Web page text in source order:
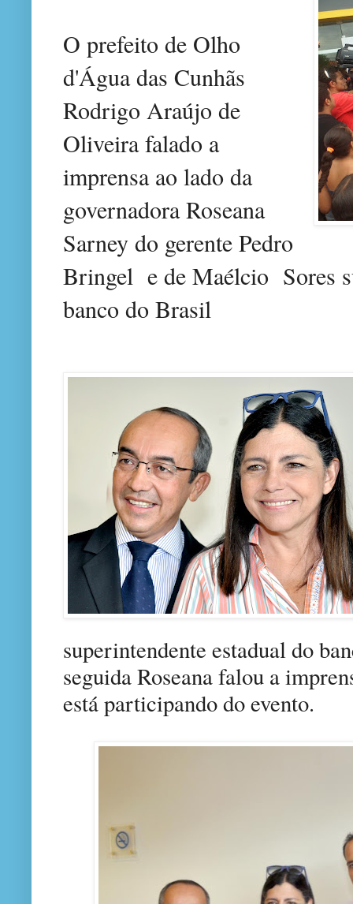
O prefeito de Olho
d'Água das Cunhãs
Rodrigo Araújo de
Oliveira falado a
imprensa ao lado da
governadora Roseana
Sarney do gerente Pedro
Bringel e de Maélcio Sores
banco do Brasil
superintendente estadual do
seguida Roseana falou a
está participando do evento.